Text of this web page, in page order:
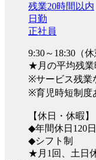
残業20時間以内
日勤
正社員
9:30～18:30（休
★月の平均残業
※サービス残業
※育児時短制度
【休日・休暇】
◆年間休日120
◆シフト制
★月1回、土日